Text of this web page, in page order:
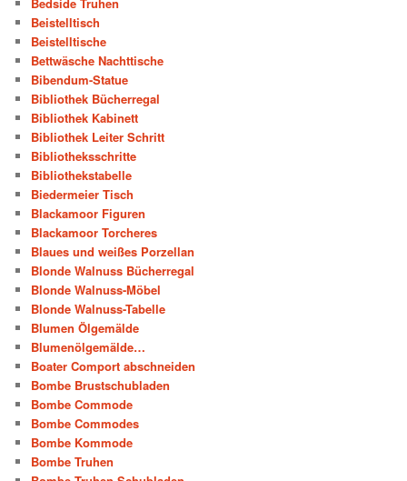
Beistelltisch
Beistelltische
Bettwäsche Nachttische
Bibendum-Statue
Bibliothek Bücherregal
Bibliothek Kabinett
Bibliothek Leiter Schritt
Bibliotheksschritte
Bibliothekstabelle
Biedermeier Tisch
Blackamoor Figuren
Blackamoor Torcheres
Blaues und weißes Porzellan
Blonde Walnuss Bücherregal
Blonde Walnuss-Möbel
Blonde Walnuss-Tabelle
Blumen Ölgemälde
Blumenölgemälde…
Boater Comport abschneiden
Bombe Brustschubladen
Bombe Commode
Bombe Commodes
Bombe Kommode
Bombe Truhen